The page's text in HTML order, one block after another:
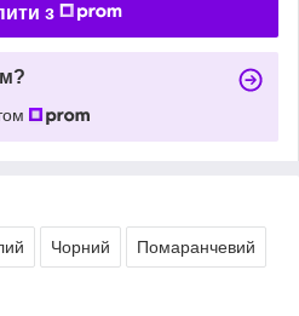
з
Чорний Помаранчевий